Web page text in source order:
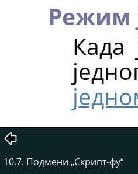
Режим
Када
10.7. Подмени „Скрипт-фу“